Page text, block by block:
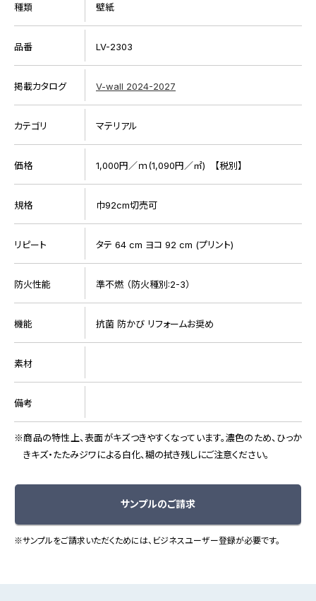
種類 壁紙
品番 LV-2303
掲載カタログ V-wall 2024-2027
カテゴリ マテリアル
価格 1,000円／ｍ(1,090円／㎡) 【税別】
規格 巾92cm切売可
リピート タテ 64 cm ヨコ 92 cm (プリント)
防火性能 準不燃 （防火種別:2-3）
機能 抗菌 防かび リフォームお奨め
素材
備考
商品の特性上、表面がキズつきやすくなっています。濃色のため、ひっか
きキズ・たたみジワによる白化、糊の拭き残しにご注意ください。
サンプルのご請求
※サンプルをご請求いただくためには、ビジネスユーザー登録が必要です。